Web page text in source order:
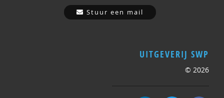
Stuur een mail
UITGEVERIJ SWP
© 2026